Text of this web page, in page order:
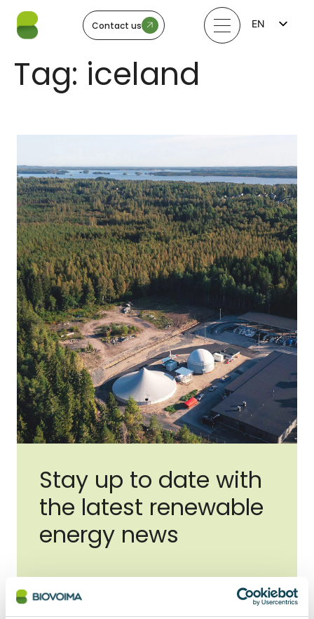
Contact us
EN
Tag: iceland
Stay up to date with
the latest renewable
energy news
E-mail address*